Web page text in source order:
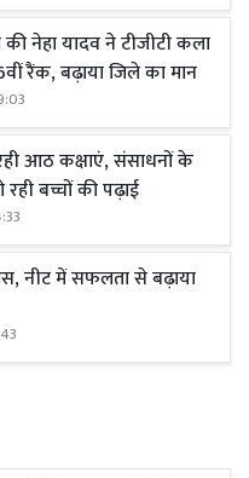
नेहा यादव ने टीजीटी कला
रैंक, बढ़ाया जिले का मान
आठ कक्षाएं, संसाधनों के
रही बच्चों की पढ़ाई
नीट में सफलता से बढ़ाया